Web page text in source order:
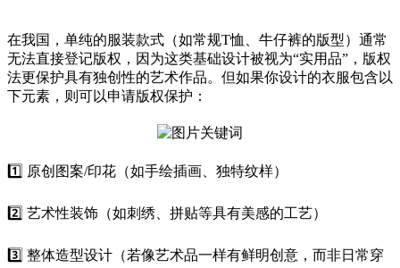
在我国，单纯的服装款式（如常规T恤、牛仔裤的版型）通常
无法直接登记版权，因为这类基础设计被视为“实用品”，版权
法更保护具有独创性的艺术作品。但如果你设计的衣服包含以
下元素，则可以申请版权保护：
1️⃣ 原创图案/印花（如手绘插画、独特纹样）
2️⃣ 艺术性装饰（如刺绣、拼贴等具有美感的工艺）
3️⃣ 整体造型设计（若像艺术品一样有鲜明创意，而非日常穿